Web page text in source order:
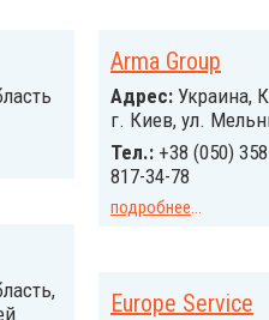
Arma Group
Адрес: Украина,
г. Киев, ул.
Тел.: +38 (050)
817-34-78
подробнее...
Europe Service